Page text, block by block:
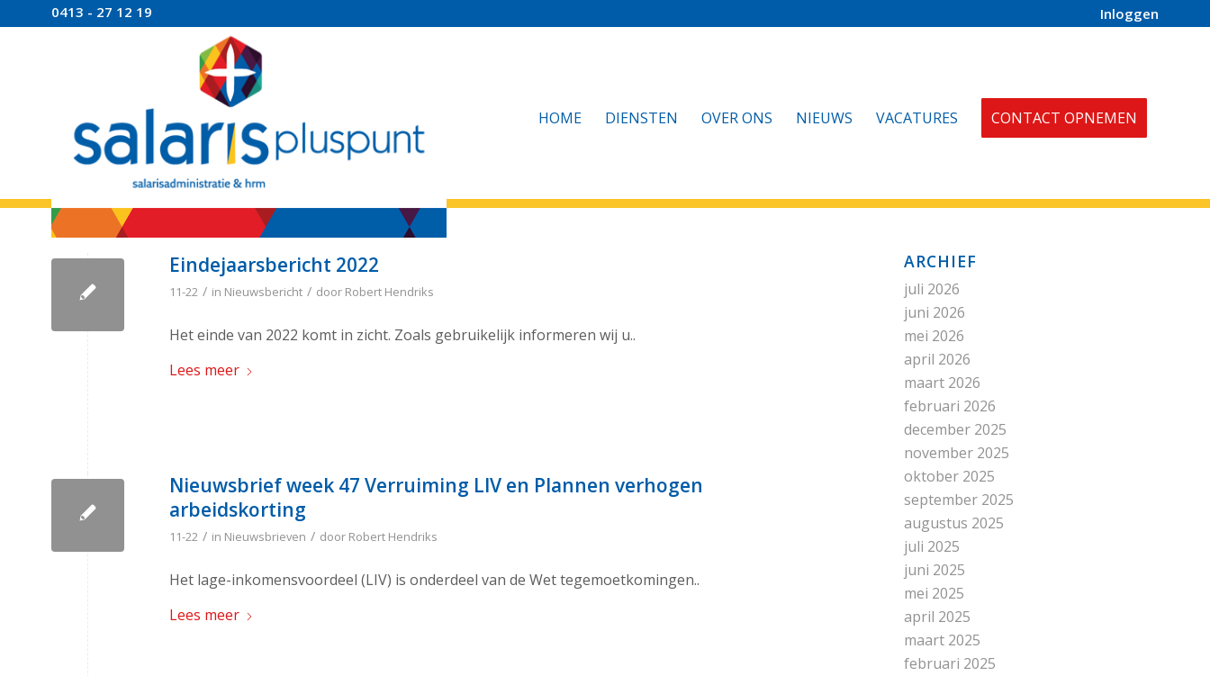
Inloggen
0413 - 27 12 19
HOME DIENSTEN OVER ONS NIEUWS VACATURES CONTACT OPNEMEN
Eindejaarsbericht 2022
11-22 / in Nieuwsbericht / door Robert Hendriks
Het einde van 2022 komt in zicht. Zoals gebruikelijk informeren wij u..
Lees meer
Nieuwsbrief week 47 Verruiming LIV en Plannen verhogen
arbeidskorting
11-22 / in Nieuwsbrieven / door Robert Hendriks
Het lage-inkomensvoordeel (LIV) is onderdeel van de Wet tegemoetkomingen..
Lees meer
ARCHIEF
juli 2026
juni 2026
mei 2026
april 2026
maart 2026
februari 2026
december 2025
november 2025
oktober 2025
september 2025
augustus 2025
juli 2025
juni 2025
mei 2025
april 2025
maart 2025
februari 2025